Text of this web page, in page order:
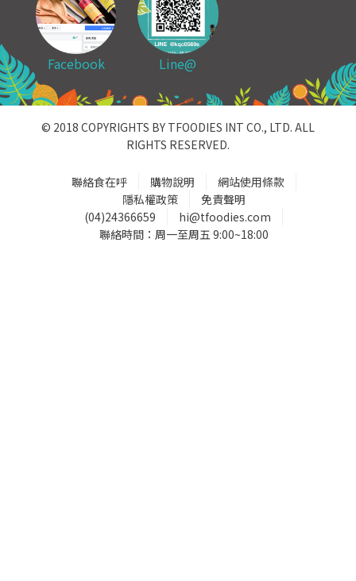
Facebook Line@
© 2018 COPYRIGHTS BY TFOODIES INT CO., LTD. ALL
RIGHTS RESERVED.
聯絡食在呼 購物說明
網站使用條款
隱私權政策
免責聲明
(04)24366659
hi@tfoodies.com
聯絡時間：周一至周五 9:00~18:00